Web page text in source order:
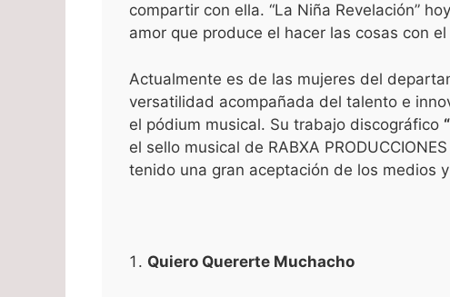
compartir con ella. “La Niña Revelación”
amor que produce el hacer las cosas con
Actualmente es de las mujeres del
versatilidad acompañada del talento e
el pódium musical. Su trabajo discográfico
el sello musical de RABXA
tenido una gran aceptación de los medios
Quiero Quererte Muchacho